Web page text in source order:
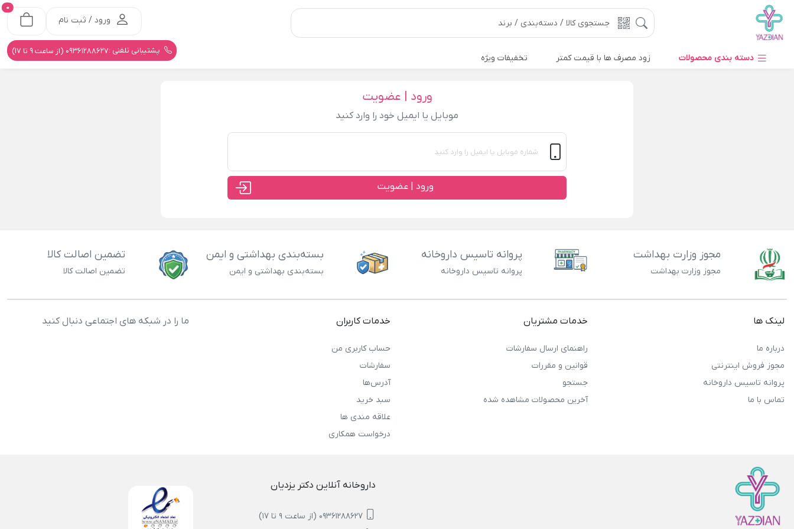
ورود / ثبت نام
0
پشتیبانی تلفنی :09361288627 (از ساعت 9 تا 17)
دسته بندی محصولات زود مصرف ها با قیمت کمتر تخفیفات ویژه
ورود | عضویت
موبایل یا ایمیل خود را وارد کنید
ورود | عضویت
مجوز وزارت بهداشت
مجوز وزارت بهداشت
پروانه تاسیس داروخانه
پروانه تاسیس داروخانه
بسته‌بندی بهداشتی و ایمن
بسته‌بندی بهداشتی و ایمن
تضمین اصالت کالا
تضمین اصالت کالا
لینک ها
درباره ما
مجوز فروش اینترنتی
پروانه تاسیس داروخانه
تماس با ما
خدمات مشتریان
راهنمای ارسال سفارشات
قوانین و مقررات
جستجو
آخرین محصولات مشاهده شده
خدمات کاربران
حساب کاربری من
سفارشات
آدرس‌ها
سبد خرید
علاقه مندی ها
درخواست همکاری
ما را در شبکه های اجتماعی دنبال کنید
داروخانه آنلاین دکتر یزدیان
09361288627 (از ساعت 9 تا 17)